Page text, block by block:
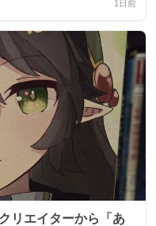
1日前
リエイターから「あ